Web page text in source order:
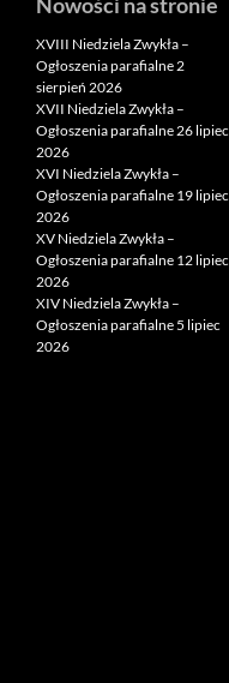
XVIII Niedziela Zwykła –
Ogłoszenia parafialne 2
sierpień 2026
XVII Niedziela Zwykła –
Ogłoszenia parafialne 26 lipiec
2026
XVI Niedziela Zwykła –
Ogłoszenia parafialne 19 lipiec
2026
XV Niedziela Zwykła –
Ogłoszenia parafialne 12 lipiec
2026
XIV Niedziela Zwykła –
Ogłoszenia parafialne 5 lipiec
2026